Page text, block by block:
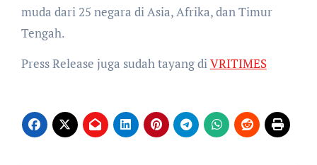
muda dari 25 negara di Asia, Afrika, dan Timur
Tengah.
Press Release juga sudah tayang diVRITIMES